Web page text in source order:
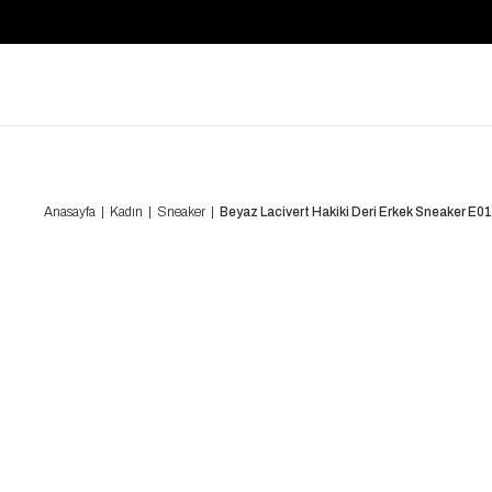
Anasayfa Kadın Sneaker Beyaz Lacivert Hakiki Deri Erkek Sneaker